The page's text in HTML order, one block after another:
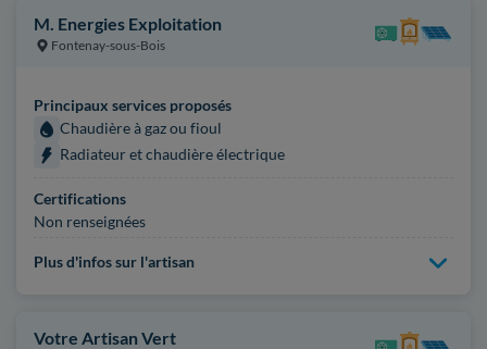
M. Energies Exploitation
Fontenay-sous-Bois
Principaux services proposés
Chaudière à gaz ou fioul
Radiateur et chaudière électrique
Certifications
Non renseignées
Plus d'infos sur l'artisan
Votre Artisan Vert